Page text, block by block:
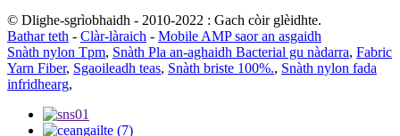
© Dlighe-sgrìobhaidh - 2010-2022 : Gach còir glèidhte.
Bathar teth - Clàr-làraich - Mobile AMP saor an asgaidh
Snàth nylon Tpm, Snàth Pla an-aghaidh Bacterial gu nàdarra, Fabric
Yarn Fiber, Sgaoileadh teas, Snàth briste 100%., Snàth nylon fada
infridhearg,